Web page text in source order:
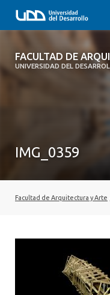
FACULTAD DE
UNIVERSIDAD DEL
FACULTAD DE
IMG_0359
Facultad de Arquitectura y Arte